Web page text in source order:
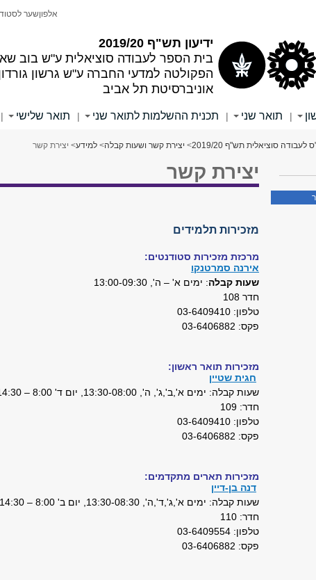
ידיעון תש"ף 2019/20
בית הספר לעבודה סוציאלית ע"ש בוב
הפקולטה למדעי החברה ע"ש גרשון
אוניברסיטת תל אביב
אלפוןשער
| תואר שני | תכנית ההשלמות לתואר שני | תואר שלישי |
לעבודה סוציאלית תש"ף 2019/20 > יצירת קשר ושעות קבלה> למידע> יצירת קשר
יצירת קשר
מזכירות תלמידים
מרכזת מזכירות סטודנטים:
אירנה סמרטנקו
שעות קבלה: ימים א' – ה', 13:00-09:30
חדר 108
טלפון: 03-6409410
פקס: 03-6406882
מזכירות תואר ראשון:
חגית שטיין
שעות קבלה: ימים א',ב',ג', ה', 13:30-08:00, יום ד' 8:00 – 14:30
חדר: 109
טלפון: 03-6409410
פקס: 03-6406882
מזכירות תארים מתקדמים:
דנה בן-דיין
שעות קבלה: ימים א',ג',ד',ה', 13:30-08:30, יום ב' 8:00 – 14:30
חדר: 110
טלפון: 03-6409554
פקס: 03-6406882